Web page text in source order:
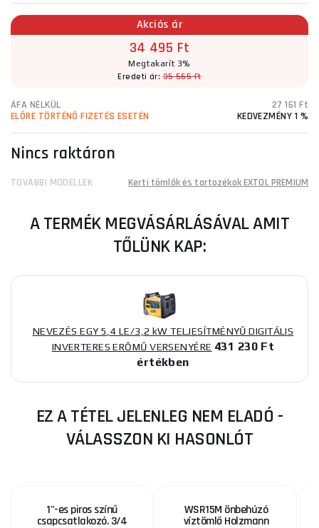
Akciós ár
34 495 Ft
Megtakarít 3%
Eredeti ár:35 565 Ft
ÁFA NÉLKÜL
27 161 Ft
ELŐRE TÖRTÉNŐ FIZETÉS ESETÉN
KEDVEZMÉNY 1 %
Nincs raktáron
TOVÁBBI MODELLEK Kerti tömlők és tartozékok EXTOL PREMIUM
A TERMÉK MEGVÁSÁRLÁSÁVAL AMIT
TŐLÜNK KAP:
NEVEZÉS EGY 5,4 LE/3,2 kW TELJESÍTMÉNYŰ DIGITÁLIS
INVERTERES ERŐMŰ VERSENYÉRE 431 230 Ft
értékben
EZ A TÉTEL JELENLEG NEM ELADÓ -
VÁLASSZON KI HASONLÓT
1"-es piros színű
csapcsatlakozó. 3/4
WSR15M önbehúzó
víztömlő Holzmann